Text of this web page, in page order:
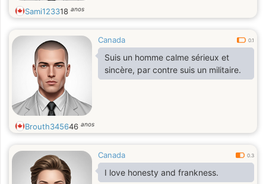
Sami123318 anos
Canada 0.1
Suis un homme calme sérieux et
sincère, par contre suis un militaire.
Brouth345646 anos
Canada 0.3
I love honesty and frankness.